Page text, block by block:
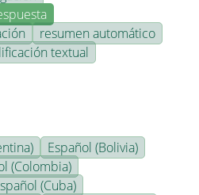
resumen automático
textual
Español (Bolivia)
(Colombia)
(Cuba)